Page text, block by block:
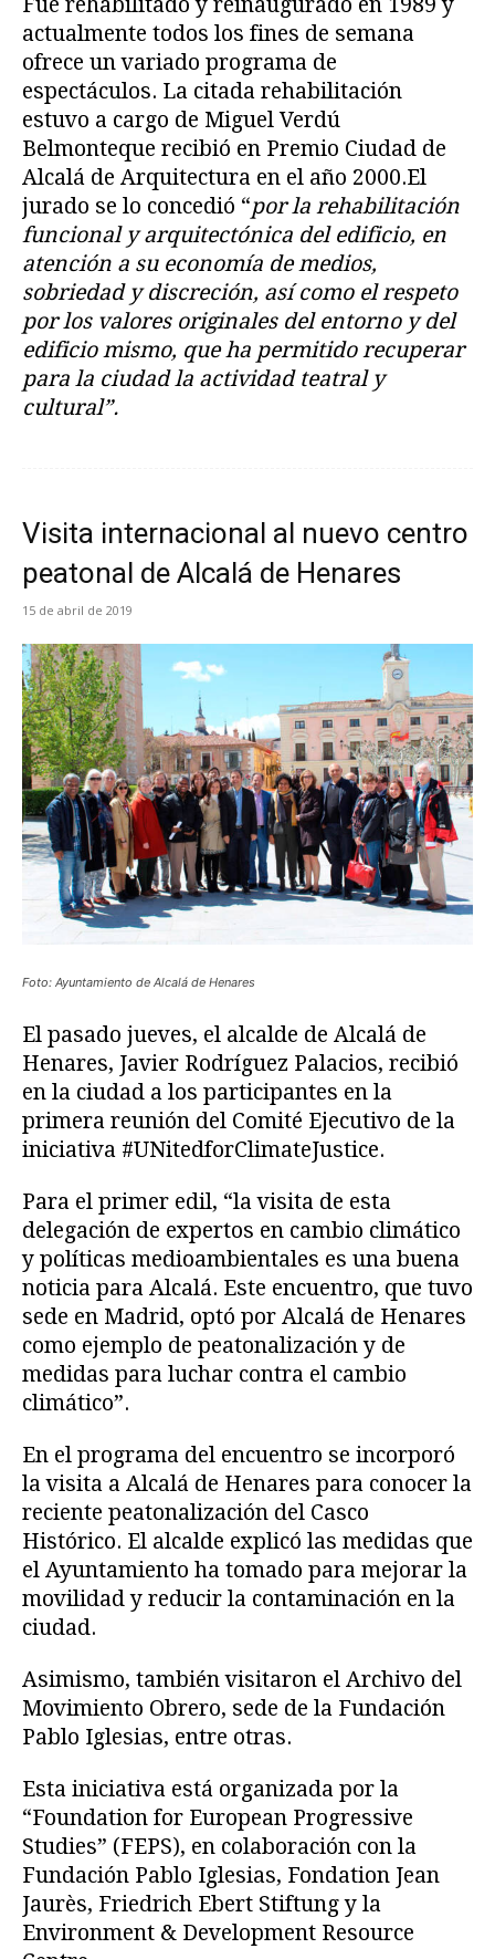
Fue rehabilitado y reinaugurado en 1989 y
actualmente todos los fines de semana
ofrece un variado programa de
espectáculos. La citada rehabilitación
estuvo a cargo de Miguel Verdú
Belmonteque recibió en Premio Ciudad de
Alcalá de Arquitectura en el año 2000.El
jurado se lo concedió “por la rehabilitación
funcional y arquitectónica del edificio, en
atención a su economía de medios,
sobriedad y discreción, así como el respeto
por los valores originales del entorno y del
edificio mismo, que ha permitido recuperar
para la ciudad la actividad teatral y
cultural”.
Visita internacional al nuevo centro
peatonal de Alcalá de Henares
15 de abril de 2019
Foto: Ayuntamiento de Alcalá de Henares
El pasado jueves, el alcalde de Alcalá de
Henares, Javier Rodríguez Palacios, recibió
en la ciudad a los participantes en la
primera reunión del Comité Ejecutivo de la
iniciativa #UNitedforClimateJustice.
Para el primer edil, “la visita de esta
delegación de expertos en cambio climático
y políticas medioambientales es una buena
noticia para Alcalá. Este encuentro, que tuvo
sede en Madrid, optó por Alcalá de Henares
como ejemplo de peatonalización y de
medidas para luchar contra el cambio
climático”.
En el programa del encuentro se incorporó
la visita a Alcalá de Henares para conocer la
reciente peatonalización del Casco
Histórico. El alcalde explicó las medidas que
el Ayuntamiento ha tomado para mejorar la
movilidad y reducir la contaminación en la
ciudad.
Asimismo, también visitaron el Archivo del
Movimiento Obrero, sede de la Fundación
Pablo Iglesias, entre otras.
Esta iniciativa está organizada por la
“Foundation for European Progressive
Studies” (FEPS), en colaboración con la
Fundación Pablo Iglesias, Fondation Jean
Jaurès, Friedrich Ebert Stiftung y la
Environment & Development Resource